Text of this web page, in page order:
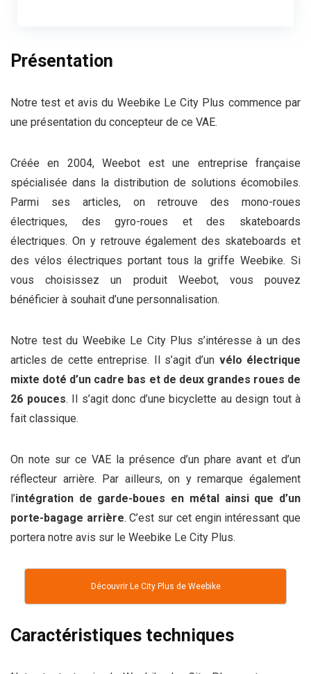
Présentation
Notre test et avis du Weebike Le City Plus commence par
une présentation du concepteur de ce VAE.
Créée en 2004, Weebot est une entreprise française
spécialisée dans la distribution de solutions écomobiles.
Parmi ses articles, on retrouve des mono-roues
électriques, des gyro-roues et des skateboards
électriques. On y retrouve également des skateboards et
des vélos électriques portant tous la griffe Weebike. Si
vous choisissez un produit Weebot, vous pouvez
bénéficier à souhait d’une personnalisation.
Notre test du Weebike Le City Plus s’intéresse à un des
articles de cette entreprise. Il s’agit d’un vélo électrique
mixte doté d’un cadre bas et de deux grandes roues de
26 pouces. Il s’agit donc d’une bicyclette au design tout à
fait classique.
On note sur ce VAE la présence d’un phare avant et d’un
réflecteur arrière. Par ailleurs, on y remarque également
l’intégration de garde-boues en métal ainsi que d’un
porte-bagage arrière. C’est sur cet engin intéressant que
portera notre avis sur le Weebike Le City Plus.
Découvrir Le City Plus de Weebike
Caractéristiques techniques